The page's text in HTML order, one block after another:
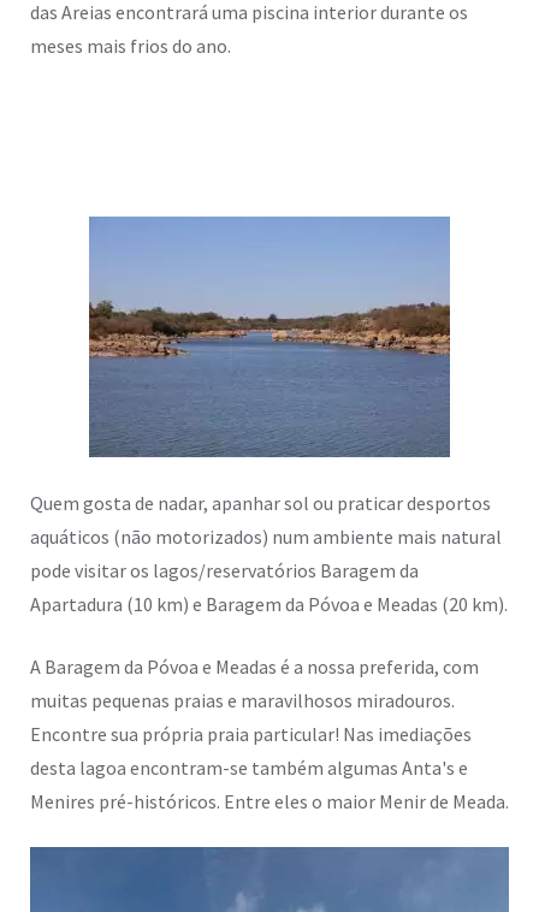
das Areias encontrará uma piscina interior durante os
meses mais frios do ano.
Quem gosta de nadar, apanhar sol ou praticar desportos
aquáticos (não motorizados) num ambiente mais natural
pode visitar os lagos/reservatórios Baragem da
Apartadura (10 km) e Baragem da Póvoa e Meadas (20 km).
A Baragem da Póvoa e Meadas é a nossa preferida, com
muitas pequenas praias e maravilhosos miradouros.
Encontre sua própria praia particular! Nas imediações
desta lagoa encontram-se também algumas Anta's e
Menires pré-históricos. Entre eles o maior Menir de Meada.